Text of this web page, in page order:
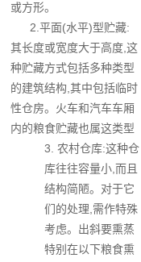
或方形。
2.平面(水平)型贮藏:
其长度或宽度大于高度,这
种贮藏方式包括多种类型
的建筑结构,其中包括临时
性仓房。火车和汽车车厢
内的粮食贮藏也属这类型
3. 农村仓库:这种仓
库往往容量小,而且
结构简陋。对于它
们的处理,需作特殊
考虑。出斜要熏蒸
特别在以下粮食熏